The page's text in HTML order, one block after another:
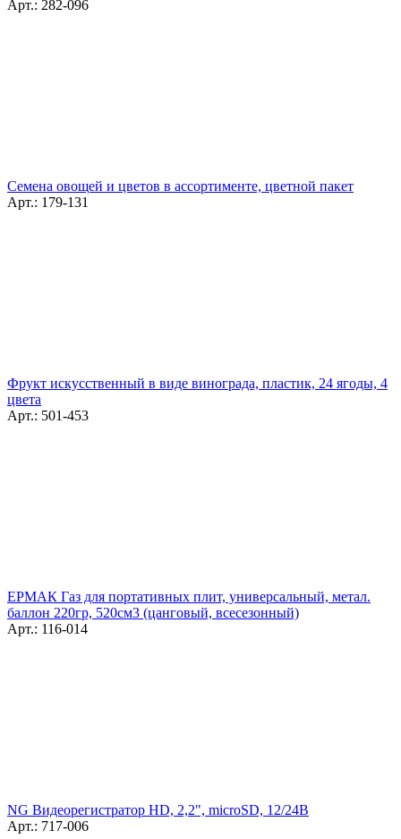
Арт.: 282-096
Семена овощей и цветов в ассортименте, цветной пакет
Арт.: 179-131
Фрукт искусственный в виде винограда, пластик, 24 ягоды, 4
цвета
Арт.: 501-453
ЕРМАК Газ для портативных плит, универсальный, метал.
баллон 220гр, 520см3 (цанговый, всесезонный)
Арт.: 116-014
NG Видеорегистратор HD, 2,2", microSD, 12/24В
Арт.: 717-006